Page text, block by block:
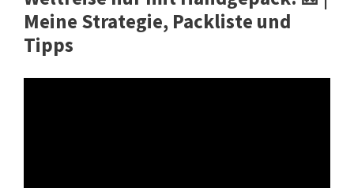
Meine Strategie, Packliste und
Tipps